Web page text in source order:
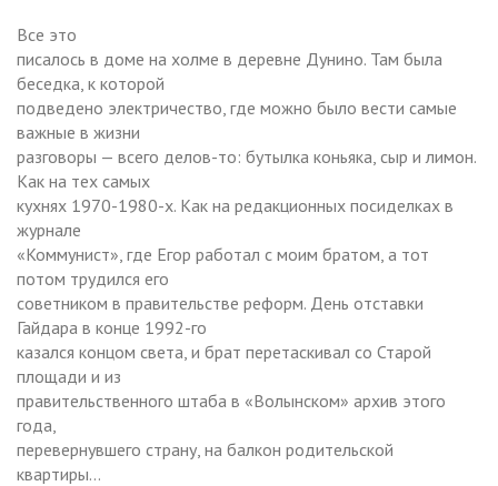
Все это
писалось в доме на холме в деревне Дунино. Там была
беседка, к которой
подведено электричество, где можно было вести самые
важные в жизни
разговоры — всего делов-то: бутылка коньяка, сыр и лимон.
Как на тех самых
кухнях 1970-1980-х. Как на редакционных посиделках в
журнале
«Коммунист», где Егор работал с моим братом, а тот
потом трудился его
советником в правительстве реформ. День отставки
Гайдара в конце 1992-го
казался концом света, и брат перетаскивал со Старой
площади и из
правительственного штаба в «Волынском» архив этого
года,
перевернувшего страну, на балкон родительской
квартиры…